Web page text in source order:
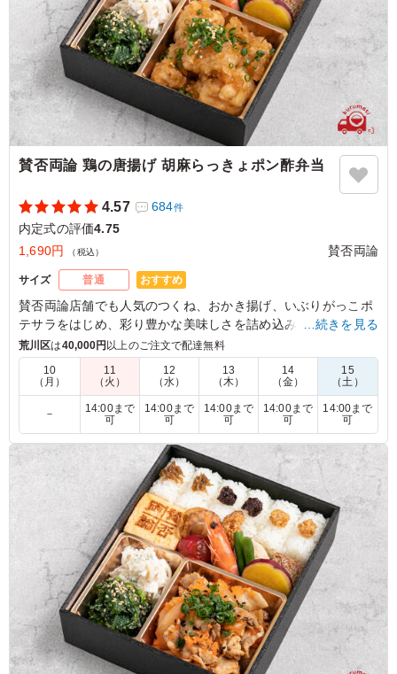
東京都中央区築地2023/10/10
賛否両論 鶏の唐揚げ 胡麻らっきょポン酢弁当
4.57 684件
内定式の評価4.75
1,690円
（税込） 賛否両論
サイズ 普通 おすすめ
賛否両論店舗でも人気のつくね、おかき揚げ、いぶりがっこポ
テサラをはじめ、彩り豊かな美味しさを詰め込みました。
お弁当の定番おかずの唐揚げを胡麻らっきょポン酢で和えてさ
っぱりと。笠原流アレンジをお楽しみください。
株式会社共同テレビジョン
鶏らっきょポン酢ってどんな味かな？と思いつつ注文しま
したが、内定者からも鶏からの人気は抜群でした！ 肉の
お肉も柔らかく、ご飯も全てに味がありますし、コスパも
抜群だと思います。
ご利用シーン： 懇親会›内定式
東京都中央区築地2023/10/10
…続きを見る
荒川区は40,000円 以上のご注文で配達無料
10
（月）
11
（火）
12
（水）
13
（木）
14
（金）
15
（土）
－
14:00まで
可
14:00まで
可
14:00まで
可
14:00まで
可
14:00まで
可